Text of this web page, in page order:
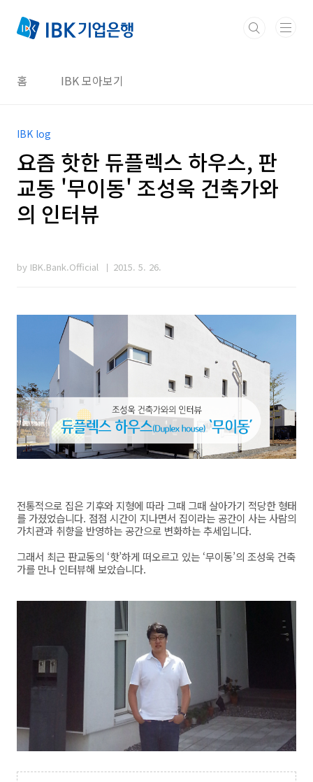
홈 IBK 모아보기
IBK log
요즘 핫한 듀플렉스 하우스, 판
교동 '무이동' 조성욱 건축가와
의 인터뷰
by IBK.Bank.Official 2015. 5. 26.
전통적으로 집은 기후와 지형에 따라 그때 그때 살아가기 적당한 형태
를 가졌었습니다. 점점 시간이 지나면서 집이라는 공간이 사는 사람의
가치관과 취향을 반영하는 공간으로 변화하는 추세입니다.
그래서 최근 판교동의 ‘핫’하게 떠오르고 있는 ‘무이동’의 조성욱 건축
가를 만나 인터뷰해 보았습니다.